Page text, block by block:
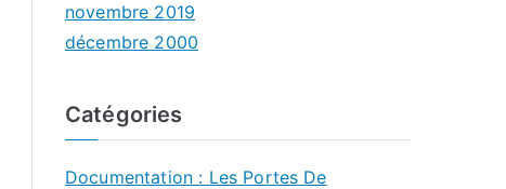
novembre 2019
décembre 2000
Catégories
Documentation : Les Portes De